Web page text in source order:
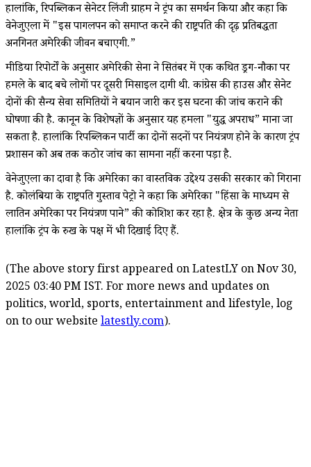
हालांकि, रिपब्लिकन सेनेटर लिंजी ग्राहम ने ट्रंप का समर्थन किया और कहा कि
वेनेजुएला में "इस पागलपन को समाप्त करने की राष्ट्रपति की दृढ़ प्रतिबद्धता
अनगिनत अमेरिकी जीवन बचाएगी.”
मीडिया रिपोर्टों के अनुसार अमेरिकी सेना ने सितंबर में एक कथित ड्रग-नौका पर
हमले के बाद बचे लोगों पर दूसरी मिसाइल दागी थी. कांग्रेस की हाउस और सेनेट
दोनों की सैन्य सेवा समितियों ने बयान जारी कर इस घटना की जांच कराने की
घोषणा की है. कानून के विशेषज्ञों के अनुसार यह हमला "युद्ध अपराध” माना जा
सकता है. हालांकि रिपब्लिकन पार्टी का दोनों सदनों पर नियंत्रण होने के कारण ट्रंप
प्रशासन को अब तक कठोर जांच का सामना नहीं करना पड़ा है.
वेनेजुएला का दावा है कि अमेरिका का वास्तविक उद्देश्य उसकी सरकार को गिराना
है. कोलंबिया के राष्ट्रपति गुस्ताव पेट्रो ने कहा कि अमेरिका "हिंसा के माध्यम से
लातिन अमेरिका पर नियंत्रण पाने” की कोशिश कर रहा है. क्षेत्र के कुछ अन्य नेता
हालांकि ट्रंप के रुख के पक्ष में भी दिखाई दिए हैं.
(The above story first appeared on LatestLY on Nov 30,
2025 03:40 PM IST. For more news and updates on
politics, world, sports, entertainment and lifestyle, log
on to our website latestly.com).